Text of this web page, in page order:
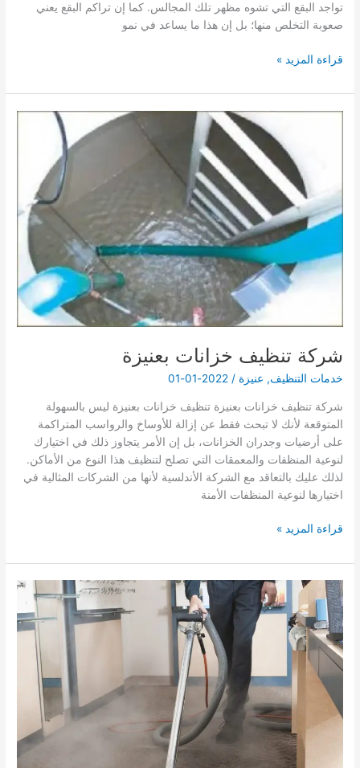
تواجد البقع التي تشوه مظهر تلك المجالس. كما إن تراكم البقع يعني
صعوبة التخلص منها؛ بل إن هذا ما يساعد في نمو
شركة
مجالس
بعنيزة
قراءة المزيد »
شركة تنظيف خزانات بعنيزة
خدمات التنظيف, عنيزة /
2022-01-01
شركة تنظيف خزانات بعنيزة تنظيف خزانات بعنيزة ليس بالسهولة
المتوقعة لأنك لا تبحث فقط عن إزالة للأوساخ والرواسب المتراكمة
على أرضيات وجدران الخزانات، بل إن الأمر يتجاوز ذلك في اختيارك
لنوعية المنظفات والمعمقات التي تصلح لتنظيف هذا النوع من الأماكن.
لذلك عليك بالتعاقد مع الشركة الأندلسية لأنها من الشركات المثالية في
اختيارها لنوعية المنظفات الأمنة
شركة
خزانات
بعنيزة
قراءة المزيد »